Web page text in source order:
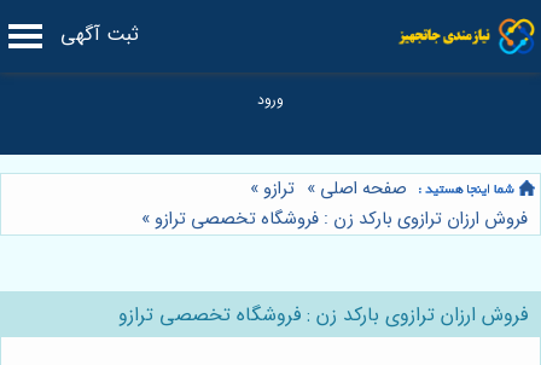
ثبت آگهی
صفحه اصلی » ترازو »
فروش ارزان ترازوی بارکد زن : فروشگاه تخصصی ترازو »
فروش ارزان ترازوی بارکد زن : فروشگاه تخصصی ترازو